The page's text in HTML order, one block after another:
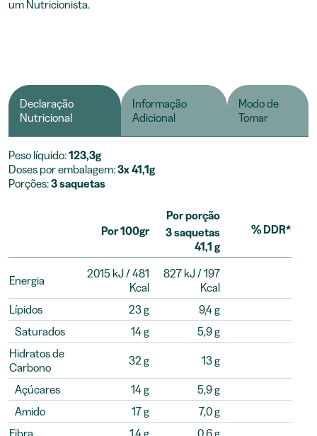
um Nutricionista.
Declaração
Nutricional
Informação
Adicional
Modo de
Tomar
Peso líquido:123,3g
Doses por embalagem:3x 41,1g
Porções:3 saquetas
Por 100gr
Por porção
3 saquetas
41,1 g
% DDR*
Energia
2015 kJ / 481
Kcal
827 kJ / 197
Kcal
Lípidos
23 g
9,4 g
Saturados
14 g
5,9 g
Hidratos de
Carbono
32 g 13 g
Açúcares 14 g
5,9 g
Amido
17 g
7,0 g
Fibra
1,4 g 0,6 g